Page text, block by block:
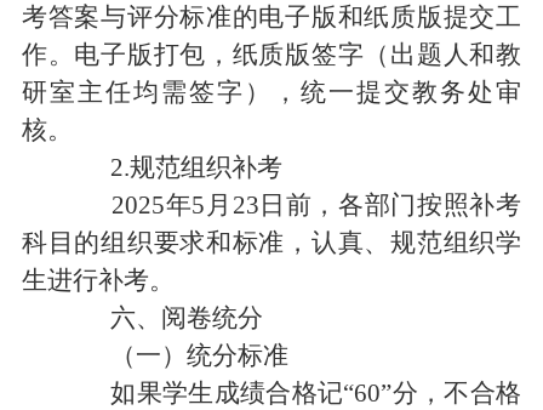
考答案与评分标准的电子版和纸质版提交工
作。电子版打包，纸质版签字（出题人和教
研室主任均需签字），统一提交教务处审
核。
2.规范组织补考
2025年5月23日前，各部门按照补考
科目的组织要求和标准，认真、规范组织学
生进行补考。
六、 阅卷统分
（一）统分标准
如果学生成绩合格记“60”分 ，不合格